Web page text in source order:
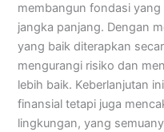
membangun fondasi
jangka panjang. Dengan
yang baik diterapkan
mengurangi risiko dan
lebih baik. Keberlanjutan
finansial tetapi juga
lingkungan, yang